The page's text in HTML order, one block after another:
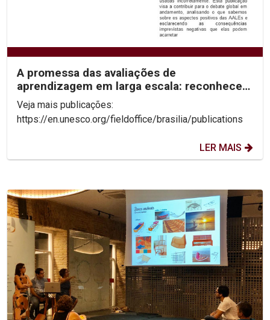
A promessa das avaliações de
aprendizagem em larga escala: reconhecer
os limites para desbloquear...
Veja mais publicações:
https://en.unesco.org/fieldoffice/brasilia/publications
LER MAIS